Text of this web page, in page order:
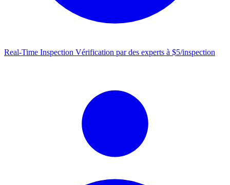
Real-Time Inspection Vérification par des experts à $5/inspection